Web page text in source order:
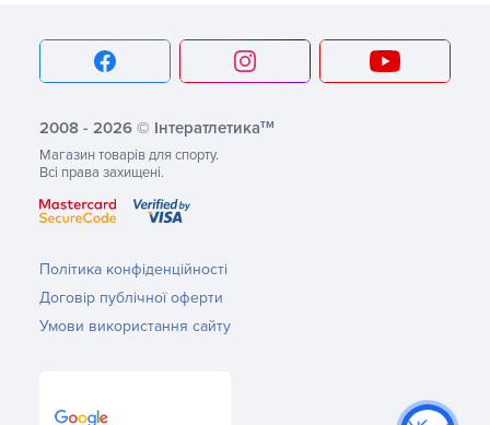
2008 - 2026 © Інтератлетикатм
Магазин товарів для спорту.
Всі права захищені.
Політика конфіденційності
Договір публічної оферти
Умови використання сайту